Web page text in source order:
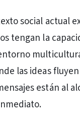
social actual
tengan la
las ideas
están al